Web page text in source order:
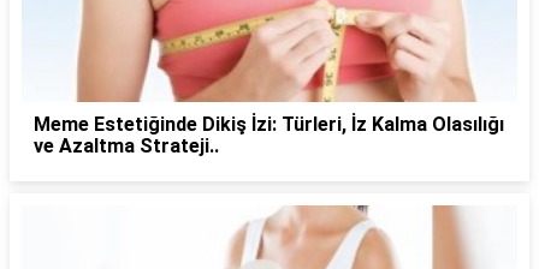
Meme Estetiğinde Dikiş İzi: Türleri, İz Kalma Olasılığı
ve Azaltma Strateji..